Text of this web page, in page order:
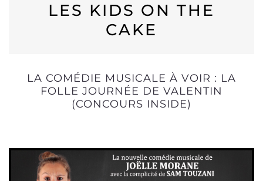
LES KIDS ON THE
CAKE
LA COMÉDIE MUSICALE À VOIR : LA
FOLLE JOURNÉE DE VALENTIN
(CONCOURS INSIDE)